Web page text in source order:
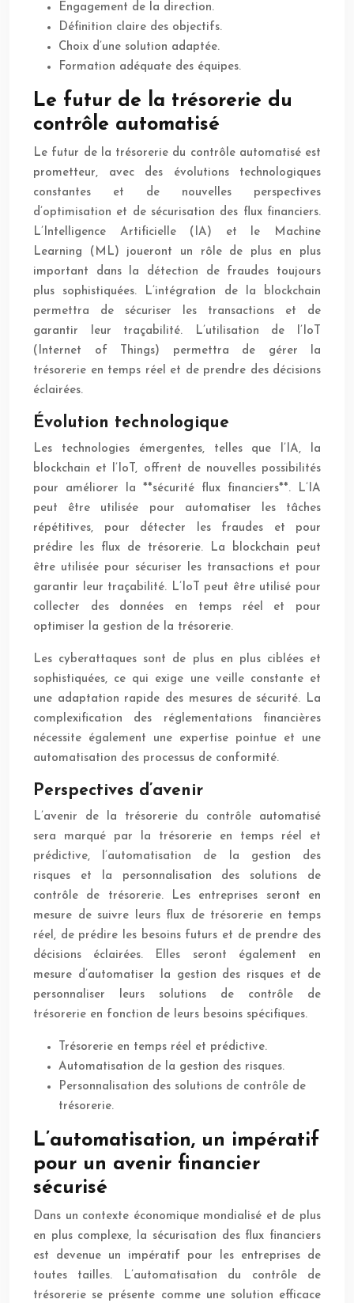
Engagement de la direction.
Définition claire des objectifs.
Choix d’une solution adaptée.
Formation adéquate des équipes.
Le futur de la trésorerie du
contrôle automatisé
Le futur de la trésorerie du contrôle automatisé est
prometteur, avec des évolutions technologiques
constantes et de nouvelles perspectives
d’optimisation et de sécurisation des flux financiers.
L’Intelligence Artificielle (IA) et le Machine
Learning (ML) joueront un rôle de plus en plus
important dans la détection de fraudes toujours
plus sophistiquées. L’intégration de la blockchain
permettra de sécuriser les transactions et de
garantir leur traçabilité. L’utilisation de l’IoT
(Internet of Things) permettra de gérer la
trésorerie en temps réel et de prendre des décisions
éclairées.
Évolution technologique
Les technologies émergentes, telles que l’IA, la
blockchain et l’IoT, offrent de nouvelles possibilités
pour améliorer la **sécurité flux financiers**. L’IA
peut être utilisée pour automatiser les tâches
répétitives, pour détecter les fraudes et pour
prédire les flux de trésorerie. La blockchain peut
être utilisée pour sécuriser les transactions et pour
garantir leur traçabilité. L’IoT peut être utilisé pour
collecter des données en temps réel et pour
optimiser la gestion de la trésorerie.
Les cyberattaques sont de plus en plus ciblées et
sophistiquées, ce qui exige une veille constante et
une adaptation rapide des mesures de sécurité. La
complexification des réglementations financières
nécessite également une expertise pointue et une
automatisation des processus de conformité.
Perspectives d’avenir
L’avenir de la trésorerie du contrôle automatisé
sera marqué par la trésorerie en temps réel et
prédictive, l’automatisation de la gestion des
risques et la personnalisation des solutions de
contrôle de trésorerie. Les entreprises seront en
mesure de suivre leurs flux de trésorerie en temps
réel, de prédire les besoins futurs et de prendre des
décisions éclairées. Elles seront également en
mesure d’automatiser la gestion des risques et de
personnaliser leurs solutions de contrôle de
trésorerie en fonction de leurs besoins spécifiques.
Trésorerie en temps réel et prédictive.
Automatisation de la gestion des risques.
Personnalisation des solutions de contrôle de
trésorerie.
L’automatisation, un impératif
pour un avenir financier
sécurisé
Dans un contexte économique mondialisé et de plus
en plus complexe, la sécurisation des flux financiers
est devenue un impératif pour les entreprises de
toutes tailles. L’automatisation du contrôle de
trésorerie se présente comme une solution efficace